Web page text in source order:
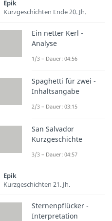
Epik
Kurzgeschichten Ende 20. Jh.
Ein netter Kerl -
Analyse
1/3 – Dauer: 04:56
Spaghetti für zwei -
Inhaltsangabe
2/3 – Dauer: 03:15
San Salvador
Kurzgeschichte
3/3 – Dauer: 04:57
Epik
Kurzgeschichten 21. Jh.
Sternenpflücker -
Interpretation